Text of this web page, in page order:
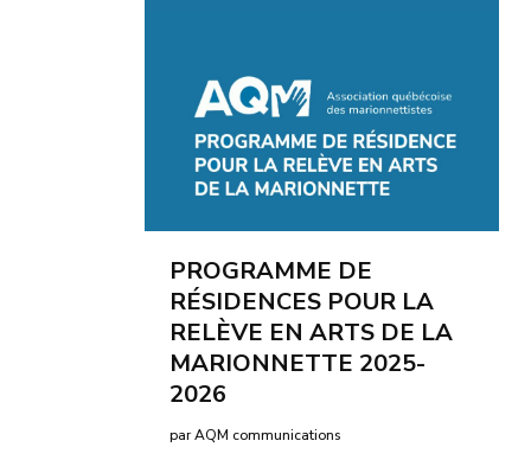
PROGRAMME DE
RÉSIDENCES POUR LA
RELÈVE EN ARTS DE LA
MARIONNETTE 2025-
2026
par AQM communications